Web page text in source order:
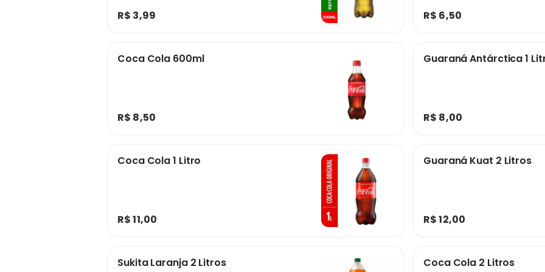
R$ 3,99 R$ 6,50
Coca Cola 600ml
R$ 8,50
Guaraná Antárctica 1
R$ 8,00
Coca Cola 1 Litro
R$ 11,00
Guaraná Kuat 2 Litros
R$ 12,00
Sukita Laranja 2 Litros Coca Cola 2 Litros